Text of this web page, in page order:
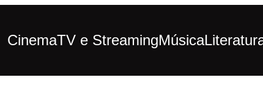
CinemaTV e StreamingMúsica